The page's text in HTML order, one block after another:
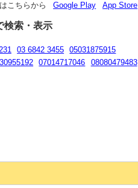
こちらから Google Play App Store
検索・表示
03 6842 3455
05031875915
07014717046
08080479483